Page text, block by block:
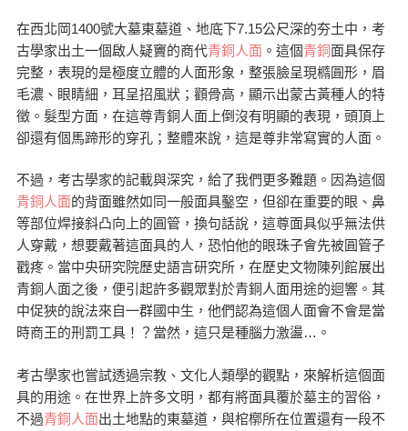
在西北岡1400號大墓東墓道、地底下7.15公尺深的夯土中，考
古學家出土一個啟人疑竇的商代青銅人面。這個青銅面具保存
完整，表現的是極度立體的人面形象，整張臉呈現橢圓形，眉
毛濃、眼睛細，耳呈招風狀；顴骨高，顯示出蒙古黃種人的特
徵。髮型方面，在這尊青銅人面上倒沒有明顯的表現，頭頂上
卻還有個馬蹄形的穿孔；整體來說，這是尊非常寫實的人面。
不過，考古學家的記載與深究，給了我們更多難題。因為這個
青銅人面的背面雖然如同一般面具鑿空，但卻在重要的眼、鼻
等部位焊接斜凸向上的圓管，換句話說，這尊面具似乎無法供
人穿戴，想要戴著這面具的人，恐怕他的眼珠子會先被圓管子
戳疼。當中央研究院歷史語言研究所，在歷史文物陳列館展出
青銅人面之後，便引起許多觀眾對於青銅人面用途的迴響。其
中促狹的說法來自一群國中生，他們認為這個人面會不會是當
時商王的刑罰工具！？當然，這只是種腦力激盪…。
考古學家也嘗試透過宗教、文化人類學的觀點，來解析這個面
具的用途。在世界上許多文明，都有將面具覆於墓主的習俗，
不過青銅人面出土地點的東墓道，與棺槨所在位置還有一段不